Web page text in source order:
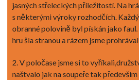
jasných střeleckých příležitostí. Na
s některými výroky rozhodčích.
obranné polovině byl pískán jako faul.
hru šla stranou a rázem jsme
2. V poločase jsme si to
naštvalo jak na soupeře tak